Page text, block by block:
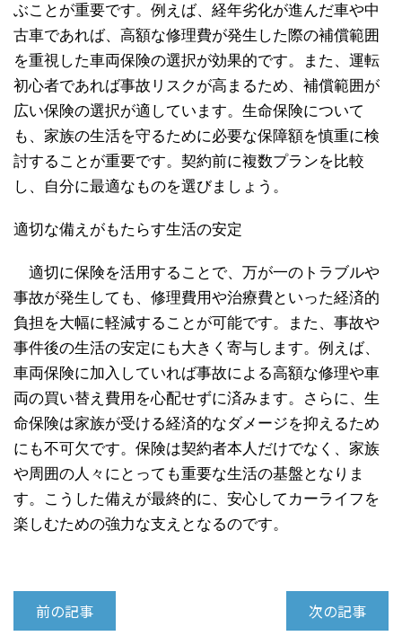
ぶことが重要です。例えば、経年劣化が進んだ車や中
古車であれば、高額な修理費が発生した際の補償範囲
を重視した車両保険の選択が効果的です。また、運転
初心者であれば事故リスクが高まるため、補償範囲が
広い保険の選択が適しています。生命保険について
も、家族の生活を守るために必要な保障額を慎重に検
討することが重要です。契約前に複数プランを比較
し、自分に最適なものを選びましょう。
適切な備えがもたらす生活の安定
適切に保険を活用することで、万が一のトラブルや
事故が発生しても、修理費用や治療費といった経済的
負担を大幅に軽減することが可能です。また、事故や
事件後の生活の安定にも大きく寄与します。例えば、
車両保険に加入していれば事故による高額な修理や車
両の買い替え費用を心配せずに済みます。さらに、生
命保険は家族が受ける経済的なダメージを抑えるため
にも不可欠です。保険は契約者本人だけでなく、家族
や周囲の人々にとっても重要な生活の基盤となりま
す。こうした備えが最終的に、安心してカーライフを
楽しむための強力な支えとなるのです。
前の記事 次の記事